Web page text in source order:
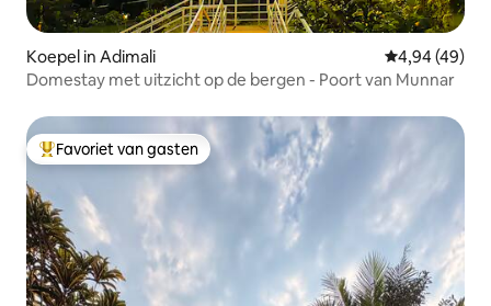
Koepel in Adimali Gemiddelde
4,94 (49)
Domestay met uitzicht op de bergen - Poort van Munnar
Topfavoriet van gasten
Favoriet van gasten